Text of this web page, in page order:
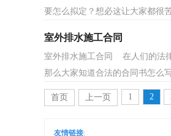
要怎么拟定？想必这让大家都很
室外排水施工合同
室外排水施工合同 在人们的法
那么大家知道合法的合同书怎么
首页 上一页 1 2
友情链接: